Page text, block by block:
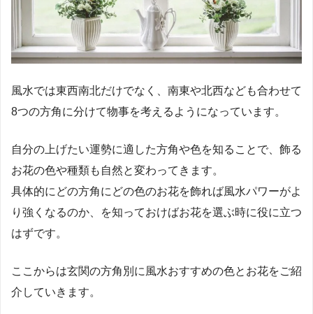
風水では東西南北だけでなく、南東や北西なども合わせて
8つの方角に分けて物事を考えるようになっています。
自分の上げたい運勢に適した方角や色を知ることで、飾る
お花の色や種類も自然と変わってきます。
具体的にどの方角にどの色のお花を飾れば風水パワーがよ
り強くなるのか、を知っておけばお花を選ぶ時に役に立つ
はずです。
ここからは玄関の方角別に風水おすすめの色とお花をご紹
介していきます。